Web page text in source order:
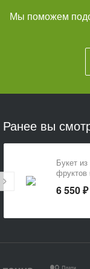
Мы поможем
Ранее вы
Букет из
фруктов
6 550 ₽